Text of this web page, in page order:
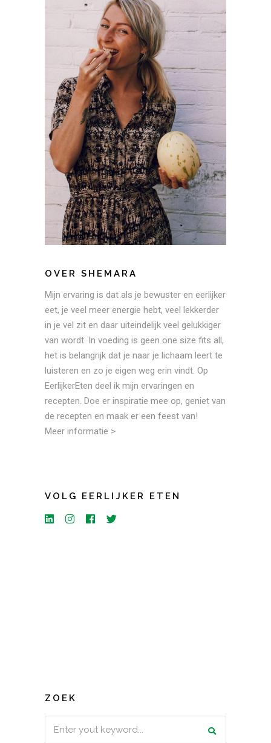
OVER SHEMARA
Mijn ervaring is dat als je bewuster en eerlijker
eet, je veel meer energie hebt, veel lekkerder
in je vel zit en daar uiteindelijk veel gelukkiger
van wordt. In voeding is geen one size fits all,
het is belangrijk dat je naar je lichaam leert te
luisteren en zo je eigen weg erin vindt. Op
EerlijkerEten deel ik mijn ervaringen en
recepten. Doe er inspiratie mee op, geniet van
de recepten en maak er een feest van!
Meer informatie >
VOLG EERLIJKER ETEN
ZOEK